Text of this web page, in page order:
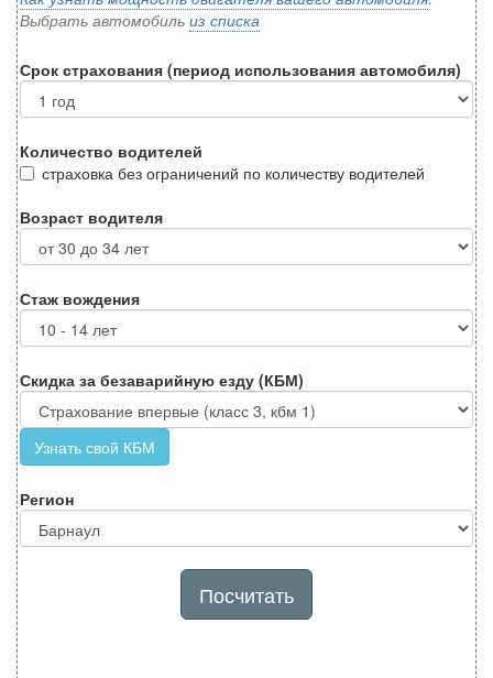
Выбрать автомобиль из списка
Срок страхования (период использования автомобиля)
Количество водителей
страховка без ограничений по количеству водителей
Возраст водителя
Стаж вождения
Скидка за безаварийную езду (КБМ)
Узнать свой КБМ
Регион
Посчитать